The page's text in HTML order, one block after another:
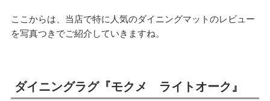
ここからは、当店で特に人気のダイニングマットのレビュー
を写真つきでご紹介していきますね。
ダイニングラグ『モクメ ライトオーク』